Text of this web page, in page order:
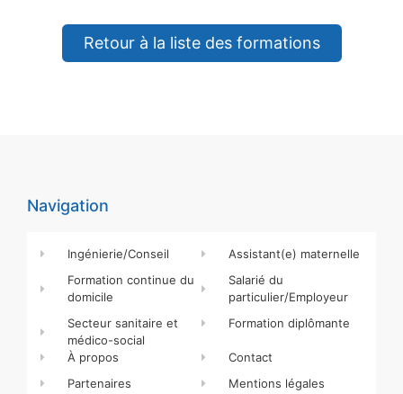
Retour à la liste des formations
Navigation
Ingénierie/Conseil
Formation continue du
domicile
Secteur sanitaire et
médico-social
Assistant(e) maternelle
Salarié du
particulier/Employeur
Formation diplômante
À propos
Partenaires
Contact
Mentions légales